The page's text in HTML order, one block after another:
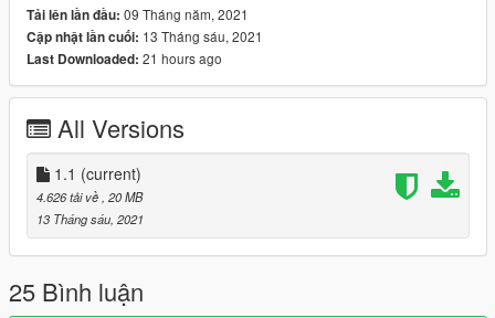
Change Log:
Ver 1.0 - Initial Release
Ver 1.1 - Fixed windshield delete area
Rockstar Games - original model
harithd - Permission to use his Tempesta Spyder mod
(including all people involved in that, listed below), help with
bugs
drlqnr - some front bumpers
Skysder - spawn colours, help with bugs
WibFlip - wheels
Mk43 - huracan seats
myself - model edits, pictures
Tải lên lần đầu: 09 Tháng năm, 2021
Cập nhật lần cuối: 13 Tháng sáu, 2021
Last Downloaded: 21 hours ago
All Versions
1.1 (current)
4.626 tải về , 20 MB
13 Tháng sáu, 2021
25 Bình luận